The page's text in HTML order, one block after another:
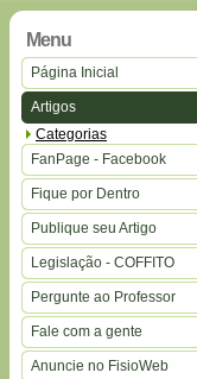
Menu
Página Inicial
Artigos
Categorias
FanPage - Facebook
Fique por Dentro
Publique seu Artigo
Legislação - COFFITO
Pergunte ao Professor
Fale com a gente
Anuncie no FisioWeb